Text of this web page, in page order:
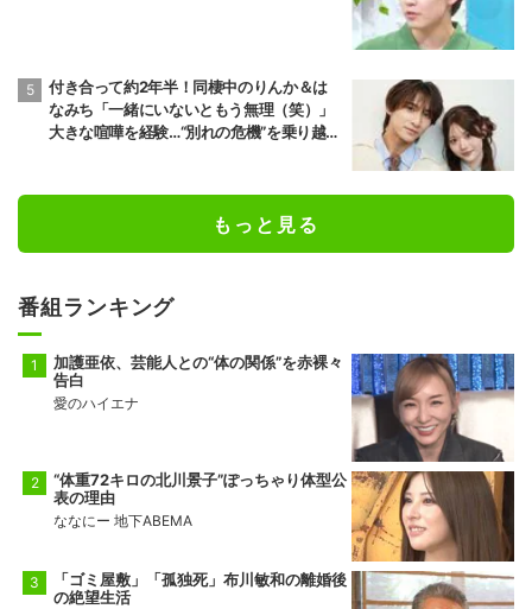
付き合って約2年半！同棲中のりんか＆は
なみち「一緒にいないともう無理（笑）」
大きな喧嘩を経験…“別れの危機”を乗り越え
もっと見る
番組ランキング
加護亜依、芸能人との“体の関係”を赤裸々
告白
愛のハイエナ
“体重72キロの北川景子”ぽっちゃり体型公
表の理由
ななにー 地下ABEMA
「ゴミ屋敷」「孤独死」布川敏和の離婚後
の絶望生活